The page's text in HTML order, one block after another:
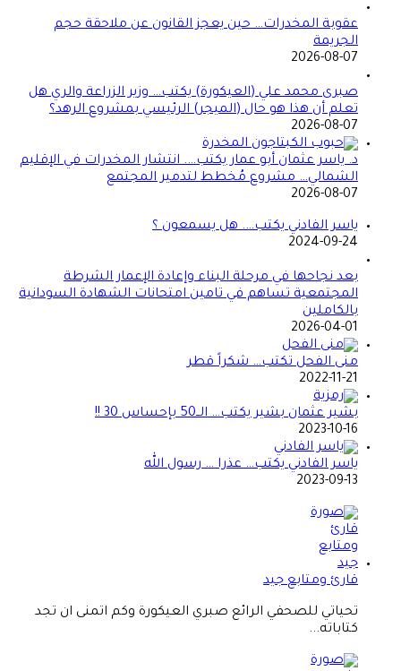
عقوبة المخدرات… حين يعجز القانون عن ملاحقة حجم
الجريمة
2026-08-07
صبرى محمد علي (العيكورة) يكتب… وزير الزراعة والري هل
تعلم أن هذا هو حال (الميجر) الرئيسي بمشروع الرهد؟
2026-08-07
د. ياسر عثمان أبو عمار يكتب…. انتشار المخدرات في الإقليم
الشمالي… مشروع مُخطط لتدمير المجتمع
2026-08-07
ياسر الفادني يكتب…. هل يسمعون ؟
2024-09-24
بعد نجاحها في مرحلة البناء وإعادة الإعمار الشرطة
المجتمعية تساهم في تامين امتحانات الشهادة السودانية
بالكاملين
2026-04-01
منى الفحل تكتب… شكراً قطر
2022-11-21
بشير عثمان بشير يكتب… الــ50 بإحساس 30 !!
2023-10-16
ياسر الفادني يكتب… عذرا … رسول الله
2023-09-13
قارئ ومتابع جيد
تحياتي للصحفي الرائع صبري العيكورة وكم اتمنى ان تجد
كتاباته...